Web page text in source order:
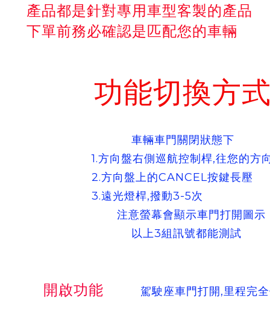
產品都是針對專用車型客製的產品
下單前務必確認是匹配您的車輛
功能切換方
車輛車門關閉狀態下
1.方向盤右側巡航控制桿,往您的方向
2.方向盤上的CANCEL按鍵長壓
3.遠光燈桿,撥動3-5次
注意螢幕會顯示車門打開圖示
以上3組訊號都能測試
開啟功能 駕駛座車門打開,里程完全